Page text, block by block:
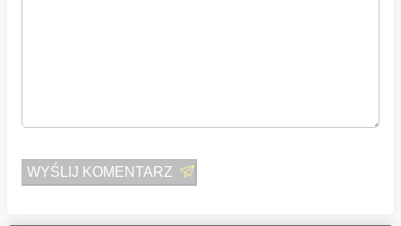
WYŚLIJ KOMENTARZ